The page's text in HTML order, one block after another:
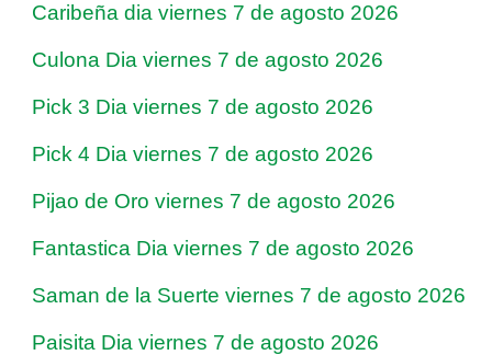
Caribeña dia viernes 7 de agosto 2026
Culona Dia viernes 7 de agosto 2026
Pick 3 Dia viernes 7 de agosto 2026
Pick 4 Dia viernes 7 de agosto 2026
Pijao de Oro viernes 7 de agosto 2026
Fantastica Dia viernes 7 de agosto 2026
Saman de la Suerte viernes 7 de agosto 2026
Paisita Dia viernes 7 de agosto 2026